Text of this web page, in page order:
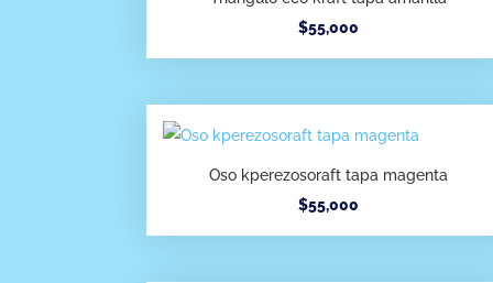
$55,000
Oso kperezosoraft tapa magenta
$55,000